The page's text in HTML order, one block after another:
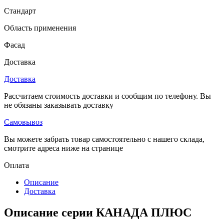
Стандарт
Область применения
Фасад
Доставка
Доставка
Рассчитаем стоимость доставки и сообщим по телефону. Вы
не обязаны заказывать доставку
Самовывоз
Вы можете забрать товар самостоятельно с нашего склада,
смотрите адреса ниже на странице
Оплата
Описание
Доставка
Описание серии КАНАДА ПЛЮС